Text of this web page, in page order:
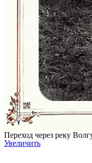
Переход через реку
Увеличить